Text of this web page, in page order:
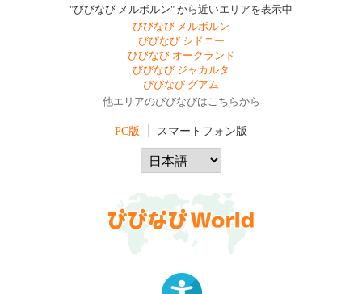
"びびなび メルボルン" から近いエリアを表示中
びびなび メルボルン
びびなび シドニー
びびなび オークランド
びびなび ジャカルタ
びびなび グアム
他エリアのびびなびはこちらから
PC版 スマートフォン版